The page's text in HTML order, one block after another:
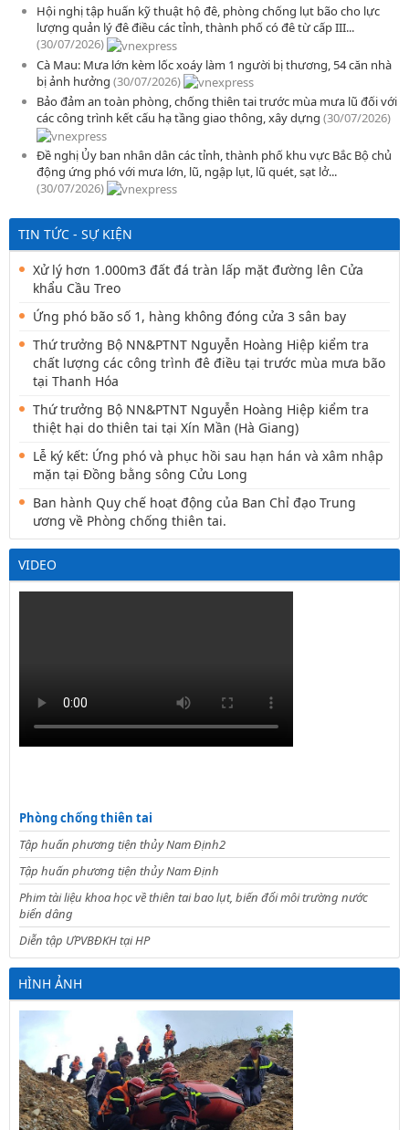
Hội nghị tập huấn kỹ thuật hộ đê, phòng chống lụt bão cho lực
lượng quản lý đê điều các tỉnh, thành phố có đê từ cấp III...
(30/07/2026)
Cà Mau: Mưa lớn kèm lốc xoáy làm 1 người bị thương, 54 căn nhà
bị ảnh hưởng (30/07/2026)
Bảo đảm an toàn phòng, chống thiên tai trước mùa mưa lũ đối với
các công trình kết cấu hạ tầng giao thông, xây dựng (30/07/2026)
Đề nghị Ủy ban nhân dân các tỉnh, thành phố khu vực Bắc Bộ chủ
động ứng phó với mưa lớn, lũ, ngập lụt, lũ quét, sạt lở...
(30/07/2026)
TIN TỨC - SỰ KIỆN
Xử lý hơn 1.000m3 đất đá tràn lấp mặt đường lên Cửa
khẩu Cầu Treo
Ứng phó bão số 1, hàng không đóng cửa 3 sân bay
Thứ trưởng Bộ NN&PTNT Nguyễn Hoàng Hiệp kiểm tra
chất lượng các công trình đê điều tại trước mùa mưa bão
tại Thanh Hóa
Thứ trưởng Bộ NN&PTNT Nguyễn Hoàng Hiệp kiểm tra
thiệt hại do thiên tai tại Xín Mần (Hà Giang)
Lễ ký kết: Ứng phó và phục hồi sau hạn hán và xâm nhập
mặn tại Đồng bằng sông Cửu Long
Ban hành Quy chế hoạt động của Ban Chỉ đạo Trung
ương về Phòng chống thiên tai.
VIDEO
Phòng chống thiên tai
Tập huấn phương tiện thủy Nam Định2
Tập huấn phương tiện thủy Nam Định
Phim tài liệu khoa học về thiên tai bao lụt, biến đổi môi trường nước
biển dâng
Diễn tập ƯPVBĐKH tại HP
HÌNH ẢNH